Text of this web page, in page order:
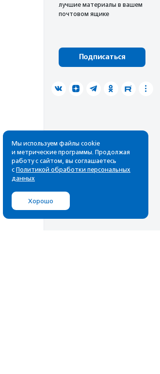
лучшие материалы в вашем
почтовом ящике
Подписаться
Мы используем файлы cookie
и метрические программы. Продолжая
работу с сайтом, вы соглашаетесь
с Политикой обработки персональных
данных
Хорошо